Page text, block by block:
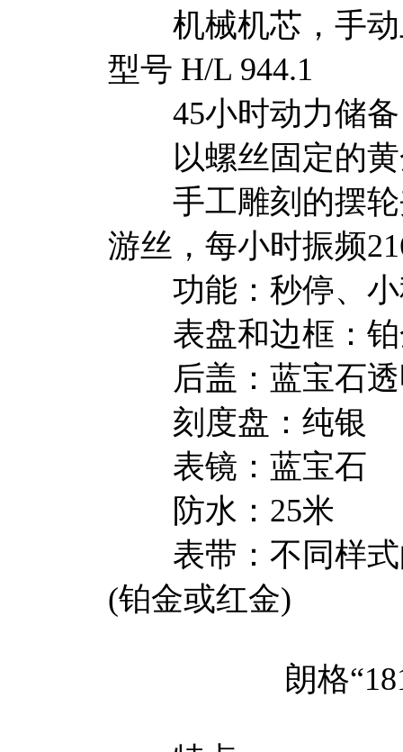
机械机芯，手动
型号 H/L 944.1
45小时动力储备
以螺丝固定的黄
手工雕刻的摆轮
游丝，每小时振频
功能：秒停、小
表盘和边框：铂
后盖：蓝宝石透
刻度盘：纯银
表镜：蓝宝石
防水：25米
表带：不同样式
(铂金或红金)
朗格